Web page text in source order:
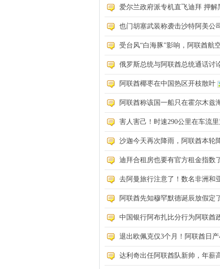
爱尔兰政府派专机直飞迪拜 押解
也门胡塞武装称袭击沙特阿美公
受台风“白海豚”影响，阿联酋航
俄罗斯总统与阿联酋总统通话讨
阿联酋椰枣在中国热区开枝散叶
阿联酋称该国一船只在霍尔木兹
害人害己！时速290公里在车流
沙迦今天再次降雨，阿联酋本轮
迪拜合租房也要有官方租金指数
去阿曼旅行注意了！数名非洲和
阿联酋先知穆罕默德诞辰放假定
中国银行阿布扎比分行为阿联酋
退出欧佩克仅3个月！阿联酋日
达利奇出任阿联酋队新帅，年薪